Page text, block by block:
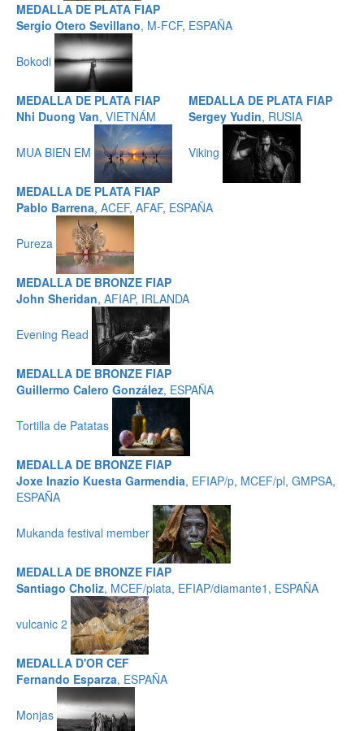
MEDALLA DE PLATA FIAP
Sergio Otero Sevillano, M-FCF, ESPAÑA
Bokodi
MEDALLA DE PLATA FIAP
Nhi Duong Van, VIETNÁM
MUA BIEN EM
MEDALLA DE PLATA FIAP
Sergey Yudin, RUSIA
Viking
MEDALLA DE PLATA FIAP
Pablo Barrena, ACEF, AFAF, ESPAÑA
Pureza
MEDALLA DE BRONZE FIAP
John Sheridan, AFIAP, IRLANDA
Evening Read
MEDALLA DE BRONZE FIAP
Guillermo Calero González, ESPAÑA
Tortilla de Patatas
MEDALLA DE BRONZE FIAP
Joxe Inazio Kuesta Garmendia, EFIAP/p, MCEF/pl, GMPSA,
ESPAÑA
Mukanda festival member
MEDALLA DE BRONZE FIAP
Santiago Choliz, MCEF/plata, EFIAP/diamante1, ESPAÑA
vulcanic 2
MEDALLA D'OR CEF
Fernando Esparza, ESPAÑA
Monjas